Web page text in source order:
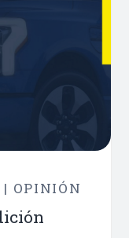
| OPINIÓN